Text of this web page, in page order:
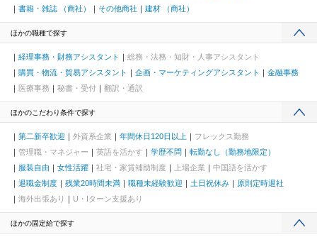
書籍・雑誌 （商社）
その他商社 建材 （商社）
ほかの職種で探す
経理事務・財務アシスタント
総務・法務・知財・人事アシスタント
購買・物流・貿易アシスタント
企画・マーケティングアシスタント
金融事務
医療事務
秘書・受付 翻訳・通訳
ほかのこだわり条件で探す
第二新卒歓迎 外資系企業 年間休日120日以上
フレックス勤務
管理職・マネジャー
英語を活かす 学歴不問
転勤なし（勤務地限定）
服装自由
女性活躍 社宅・家賃補助制度 上場企業
中国語を活かす
退職金制度
残業20時間未満 職種未経験歓迎 土日祝休み
原則定時退社
海外出張あり
U・Iターン支援あり
ほかの固定給で探す